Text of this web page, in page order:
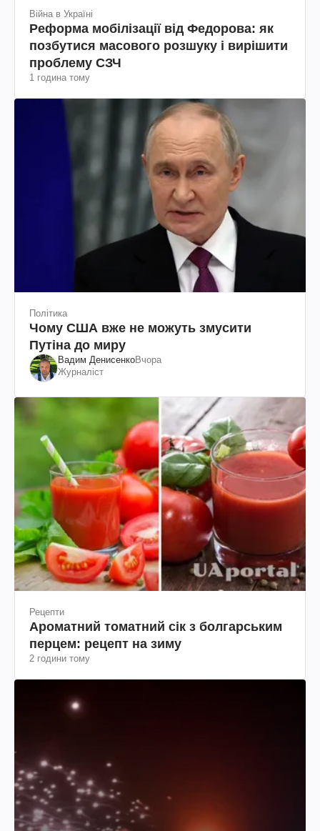
Війна в Україні
Реформа мобілізації від Федорова: як
позбутися масового розшуку і вирішити
проблему СЗЧ
1 година тому
Політика
Чому США вже не можуть змусити
Путіна до миру
Вадим ДенисенкоВчора
Журналіст
Рецепти
Ароматний томатний сік з болгарським
перцем: рецепт на зиму
2 години тому